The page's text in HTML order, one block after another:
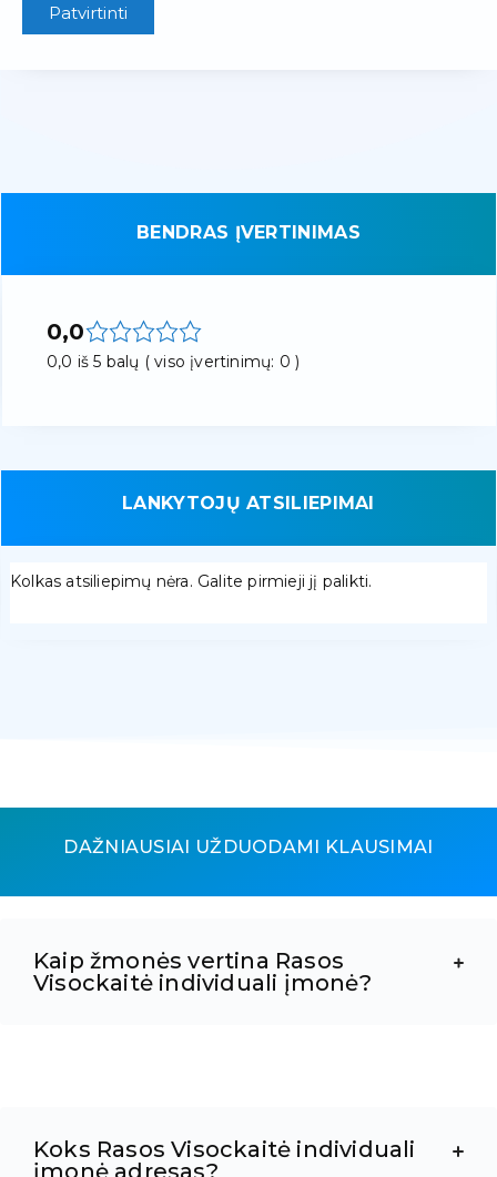
Patvirtinti
BENDRAS ĮVERTINIMAS
0,0
0,0 iš 5 balų ( viso įvertinimų: 0 )
LANKYTOJŲ ATSILIEPIMAI
Kolkas atsiliepimų nėra. Galite pirmieji jį palikti.
DAŽNIAUSIAI UŽDUODAMI KLAUSIMAI
Kaip žmonės vertina Rasos
Visockaitė individuali įmonė?
Koks Rasos Visockaitė individuali
įmonė adresas?